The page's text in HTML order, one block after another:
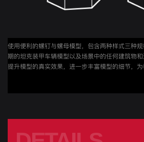
使用便利的螺钉与螺母模型，包含两种样式三种
期的坦克装甲车辆模型以及场景中的任何建筑物
提升模型的真实效果，进一步丰富模型的细节，为